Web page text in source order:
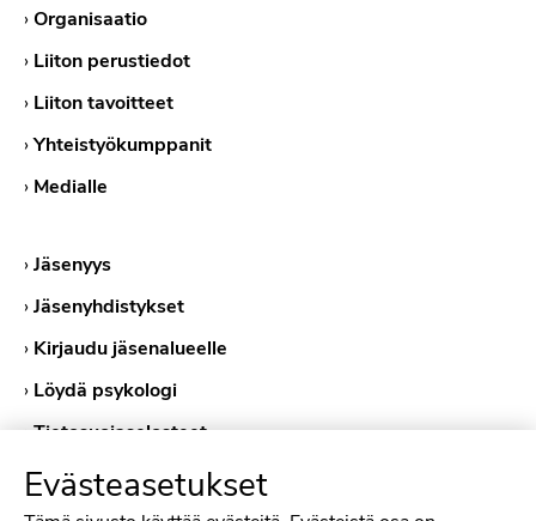
›Organisaatio
› Liiton perustiedot
› Liiton tavoitteet
›Yhteistyökumppanit
› Medialle
›Jäsenyys
›Jäsenyhdistykset
› Kirjaudu jäsenalueelle
› Löydä psykologi
›Tietosuojaselosteet
›Evästekäytännöt
Evästeasetukset